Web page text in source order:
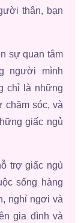
thân, bạn
sự quan tâm
người mình
chỉ là những
chăm sóc, và
giấc ngủ
trợ giấc ngủ
sống hàng
nghỉ ngơi và
gia đình và